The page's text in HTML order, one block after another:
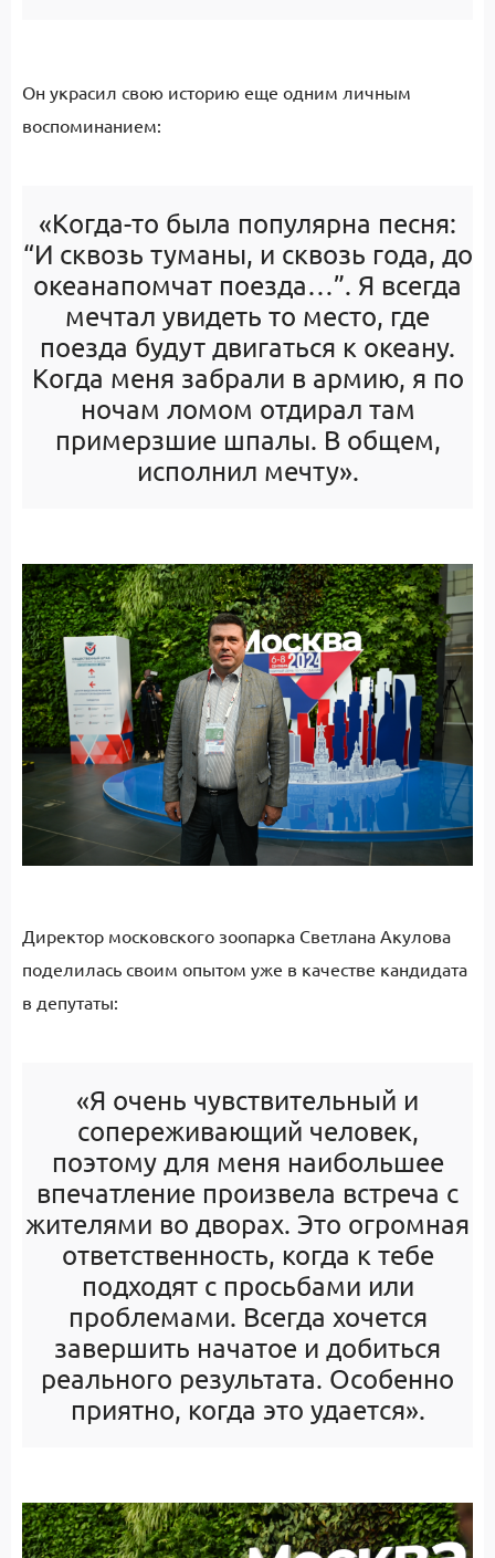
Он украсил свою историю еще одним личным
воспоминанием:
«Когда-то была популярна песня:
“И сквозь туманы, и сквозь года, до
океанапомчат поезда…”. Я всегда
мечтал увидеть то место, где
поезда будут двигаться к океану.
Когда меня забрали в армию, я по
ночам ломом отдирал там
примерзшие шпалы. В общем,
исполнил мечту».
Директор московского зоопарка Светлана Акулова
поделилась своим опытом уже в качестве кандидата
в депутаты:
«Я очень чувствительный и
сопереживающий человек,
поэтому для меня наибольшее
впечатление произвела встреча с
жителями во дворах. Это огромная
ответственность, когда к тебе
подходят с просьбами или
проблемами. Всегда хочется
завершить начатое и добиться
реального результата. Особенно
приятно, когда это удается».